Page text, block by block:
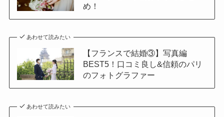
め！
あわせて読みたい
【フランスで結婚③】写真編
BEST5！口コミ良し&信頼のパリ
のフォトグラファー
あわせて読みたい